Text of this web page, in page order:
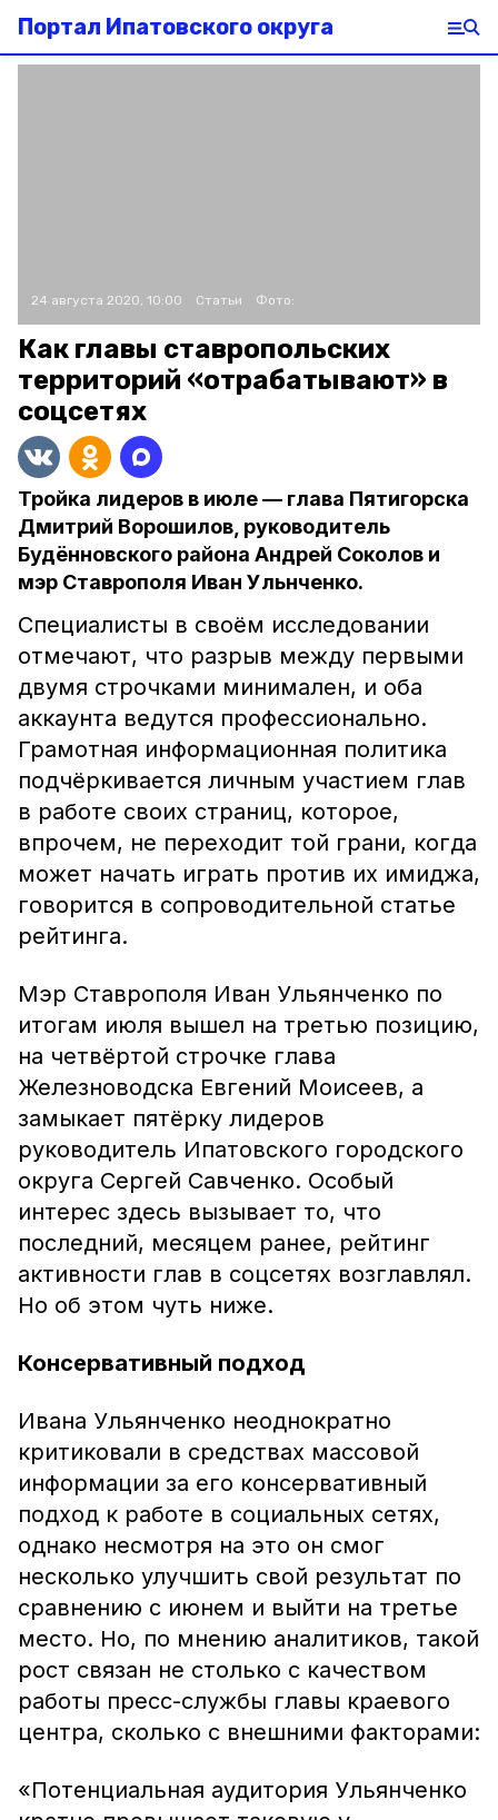
Портал Ипатовского округа
24 августа 2020, 10:00 Статьи Фото:
Как главы ставропольских
территорий «отрабатывают» в
соцсетях
Тройка лидеров в июле — глава Пятигорска
Дмитрий Ворошилов, руководитель
Будённовского района Андрей Соколов и
мэр Ставрополя Иван Ульнченко.
Специалисты в своём исследовании
отмечают, что разрыв между первыми
двумя строчками минимален, и оба
аккаунта ведутся профессионально.
Грамотная информационная политика
подчёркивается личным участием глав
в работе своих страниц, которое,
впрочем, не переходит той грани, когда
может начать играть против их имиджа,
говорится в сопроводительной статье
рейтинга.
Мэр Ставрополя Иван Ульянченко по
итогам июля вышел на третью позицию,
на четвёртой строчке глава
Железноводска Евгений Моисеев, а
замыкает пятёрку лидеров
руководитель Ипатовского городского
округа Сергей Савченко. Особый
интерес здесь вызывает то, что
последний, месяцем ранее, рейтинг
активности глав в соцсетях возглавлял.
Но об этом чуть ниже.
Консервативный подход
Ивана Ульянченко неоднократно
критиковали в средствах массовой
информации за его консервативный
подход к работе в социальных сетях,
однако несмотря на это он смог
несколько улучшить свой результат по
сравнению с июнем и выйти на третье
место. Но, по мнению аналитиков, такой
рост связан не столько с качеством
работы пресс-службы главы краевого
центра, сколько с внешними факторами:
«Потенциальная аудитория Ульянченко